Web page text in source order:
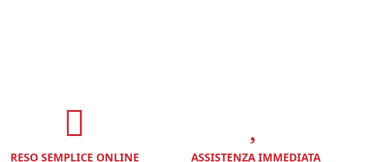
RESO SEMPLICE ONLINE ASSISTENZA IMMEDIATA